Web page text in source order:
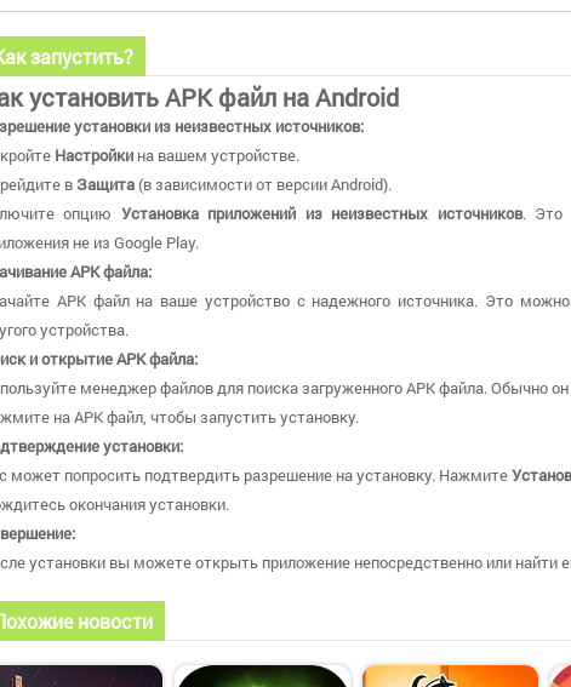
запустить?
установить APK файл на Android
установки из неизвестных источников:
Настройки на вашем устройстве.
вЗащита (в зависимости от версии Android).
опцию Установка приложений из неизвестных источников. Это
не из Google Play.
APK файла:
APK файл на ваше устройство с надежного источника. Это
устройства.
и открытие APK файла:
менеджер файлов для поиска загруженного APK файла. Обычно
на APK файл, чтобы запустить установку.
установки:
может попросить подтвердить разрешение на установку. Нажмите
окончания установки.
установки вы можете открыть приложение непосредственно или найти
новости